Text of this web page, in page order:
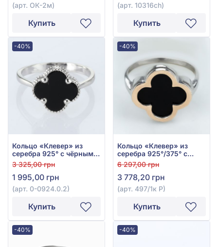
(арт. ОК-2м)
Купить
(арт. 10316ch)
Купить
-40%
Кольцо «Клевер» из
серебра 925° с чёрным
ониксом, арт. 0-0924.0.2
3 325,00 грн
1 995,00 грн
(арт. 0-0924.0.2)
Купить
-40%
Кольцо «Клевер» из
серебра 925°/375° с
чёрным ониксом, арт.
497/1к Р
6 297,00 грн
3 778,20 грн
(арт. 497/1к Р)
Купить
-40% -40%